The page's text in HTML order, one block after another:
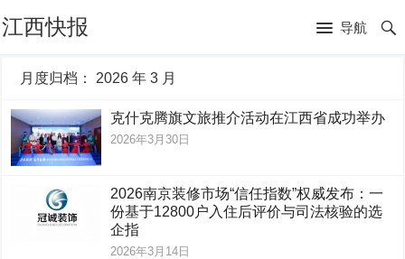
江西快报 导航
月度归档： 2026 年 3 月
克什克腾旗文旅推介活动在江西省成功举办
2026年3月30日
2026南京装修市场“信任指数”权威发布：一
份基于12800户入住后评价与司法核验的选
企指
2026年3月14日